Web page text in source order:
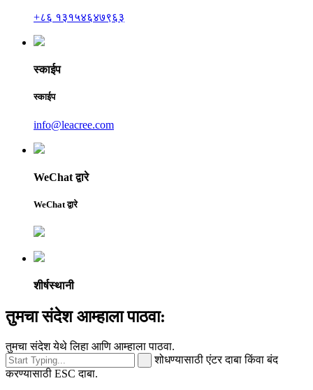
+८६ १३१५४६४७९६३
स्काईप
स्काईप
info@leacree.com
WeChat द्वारे
WeChat द्वारे
शीर्षस्थानी
तुमचा संदेश आम्हाला पाठवा:
तुमचा संदेश येथे लिहा आणि आम्हाला पाठवा.
शोधण्यासाठी एंटर दाबा किंवा बंद
करण्यासाठी ESC दाबा.